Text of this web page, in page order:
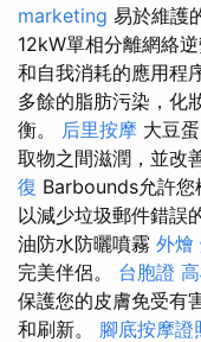
marketing 易於維護
12kW單相分離網絡
和自我消耗的應用程
多餘的脂肪污染，化
衡。 后里按摩 大豆
取物之間滋潤，並改
復 Barbounds允許您
以減少垃圾郵件錯誤
油防水防曬噴霧 外燴
完美伴侶。 台胞證
保護您的皮膚免受有
和刷新。 腳底按摩證